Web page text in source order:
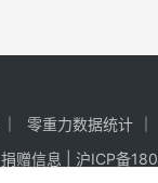
零重力数据统计
捐赠信息 沪ICP备